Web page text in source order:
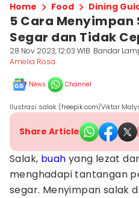
Home Food Dining
5 Cara Menyimpan
Segar dan Tidak
28 Nov 2023, 12:03 WIB Bandar
Amelia Rosa
News Channel
Ilustrasi salak (freepik.com/Viktar
Share Article
Salak, buah yang lezat
menghadapi tantangan
segar. Menyimpan salak